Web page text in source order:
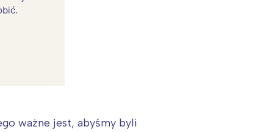
ważne jest, abyśmy byli